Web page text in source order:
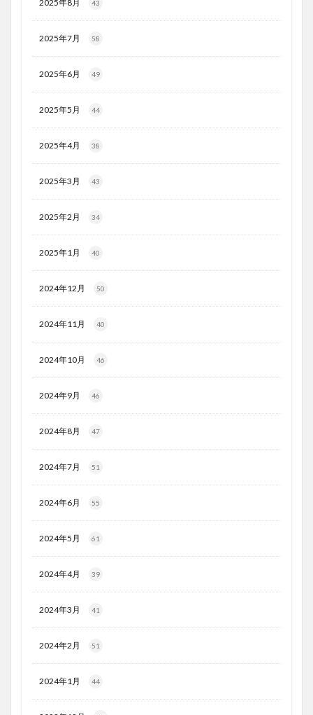
2025年8月 43
2025年7月 58
2025年6月 49
2025年5月 44
2025年4月 38
2025年3月 43
2025年2月 34
2025年1月 40
2024年12月 50
2024年11月 40
2024年10月 46
2024年9月 46
2024年8月 47
2024年7月 51
2024年6月 55
2024年5月 61
2024年4月 39
2024年3月 41
2024年2月 51
2024年1月 44